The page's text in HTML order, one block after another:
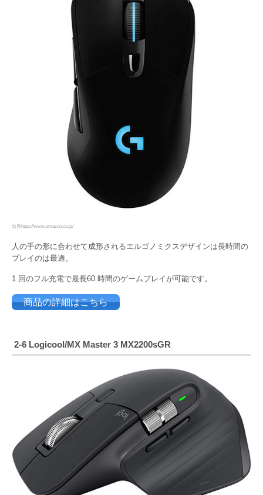
出典https://www.amazon.co.jp/
人の手の形に合わせて成形されるエルゴノミクスデザインは長時間の
プレイのは最適。
1 回のフル充電で最長60 時間のゲームプレイが可能です。
商品の詳細はこちら
2-6 Logicool/MX Master 3 MX2200sGR